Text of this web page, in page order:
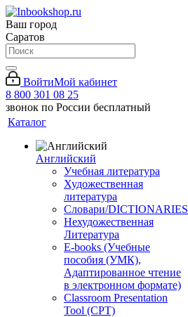
Ваш город
Саратов
ВойтиМой кабинет
8 800 301 08 25
звонок по России бесплатный
Каталог
Английский
Учебная литература
Художественная
литература
Словари/DICTIONARIES
Нехудожественная
Литература
E-books (Учебные
пособия (УМК),
Адаптированное чтение
в электронном формате)
Classroom Presentation
Tool (CPT)